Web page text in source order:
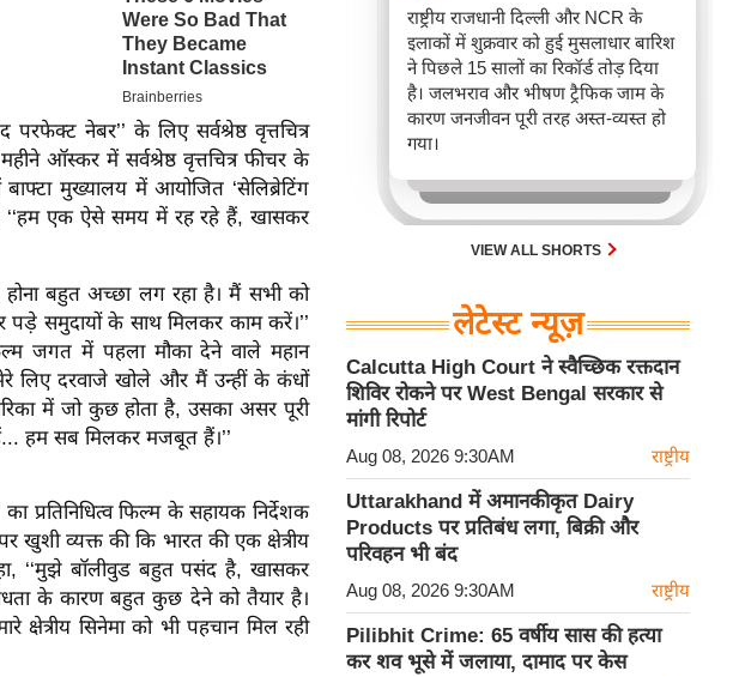
नेबर’’ के लिए सर्वश्रेष्ठ वृत्तचित्र
ऑस्कर में सर्वश्रेष्ठ वृत्तचित्र फीचर के
मुख्यालय में आयोजित ‘सेलिब्रेटिंग
‘‘हम एक ऐसे समय में रह रहे हैं, खासकर
होना बहुत अच्छा लग रहा है। मैं सभी को
पड़े समुदायों के साथ मिलकर काम करें।’’
जगत में पहला मौका देने वाले महान
लिए दरवाजे खोले और मैं उन्हीं के कंधों
में जो कुछ होता है, उसका असर पूरी
हम सब मिलकर मजबूत हैं।’’
प्रतिनिधित्व फिल्म के सहायक निर्देशक
खुशी व्यक्त की कि भारत की एक क्षेत्रीय
‘‘मुझे बॉलीवुड बहुत पसंद है, खासकर
के कारण बहुत कुछ देने को तैयार है।
सिनेमा को भी पहचान मिल रही
राष्ट्रीय राजधानी दिल्ली और NCR के
इलाकों में शुक्रवार को हुई मुसलाधार बारिश
ने पिछले 15 सालों का रिकॉर्ड तोड़ दिया
है। जलभराव और भीषण ट्रैफिक जाम के
कारण जनजीवन पूरी तरह अस्त-व्यस्त हो
गया।
VIEW ALL SHORTS
लेटेस्ट न्यूज़
Calcutta High Court ने स्वैच्छिक रक्तदान
शिविर रोकने पर West Bengal सरकार से
मांगी रिपोर्ट
Aug 08, 2026 9:30AM राष्ट्रीय
Uttarakhand में अमानकीकृत Dairy
Products पर प्रतिबंध लगा, बिक्री और
परिवहन भी बंद
Aug 08, 2026 9:30AM राष्ट्रीय
Pilibhit Crime: 65 वर्षीय सास की हत्या
कर शव भूसे में जलाया, दामाद पर केस